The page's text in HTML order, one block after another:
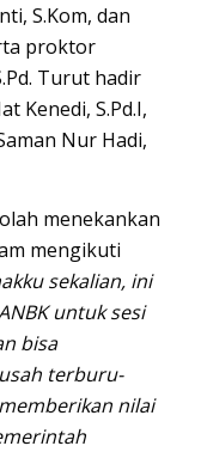
S.Kom, dan
proktor
Turut hadir
Kenedi, S.Pd.I,
Nur Hadi,
menekankan
mengikuti
sekalian, ini
untuk sesi
bisa
terburu-
nilai